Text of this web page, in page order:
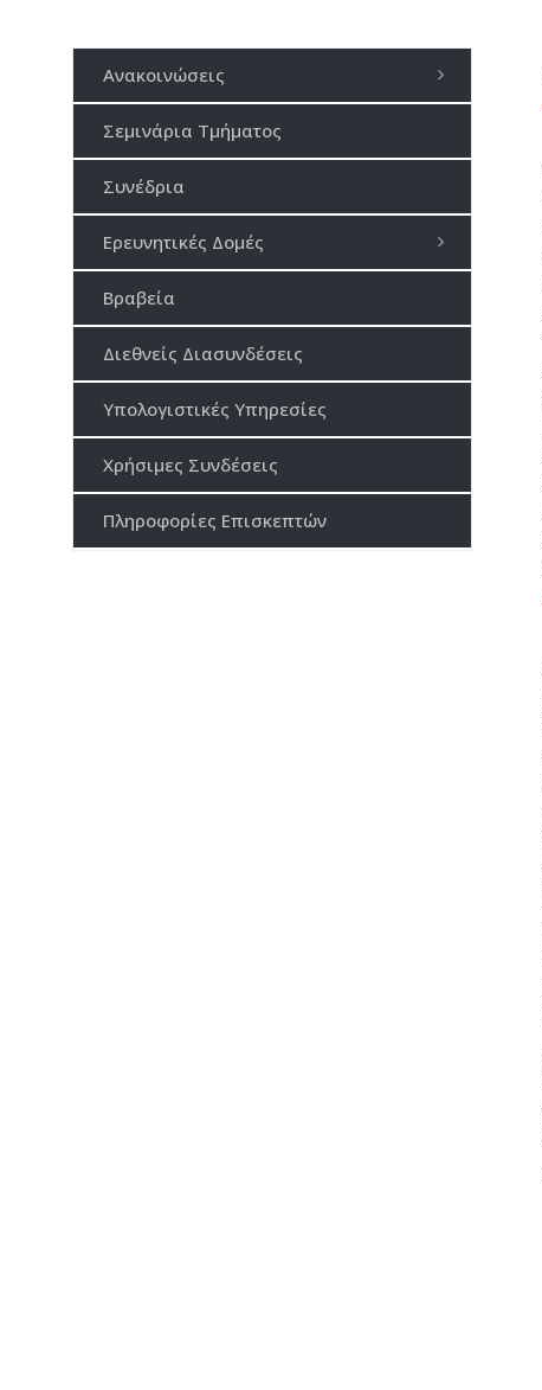
Ανακοινώσεις
Σεμινάρια Τμήματος
Συνέδρια
Ερευνητικές Δομές
Βραβεία
Διεθνείς Διασυνδέσεις
Υπολογιστικές Υπηρεσίες
Χρήσιμες Συνδέσεις
Πληροφορίες Επισκεπτών